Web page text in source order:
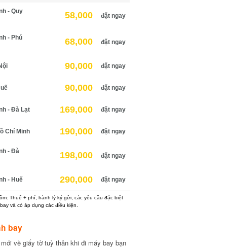
- Quy
58,000 đặt ngay
- Phú
68,000 đặt ngay
90,000 đặt ngay
90,000 đặt ngay
- Đà Lạt 169,000 đặt ngay
Chí Minh 190,000 đặt ngay
- Đà
198,000 đặt ngay
- Huế 290,000 đặt ngay
Thuế + phí, hành lý ký gửi, các yêu cầu đặc biệt
và có áp dụng các điều kiện.
bay
về giấy tờ tuỳ thân khi đi máy bay bạn